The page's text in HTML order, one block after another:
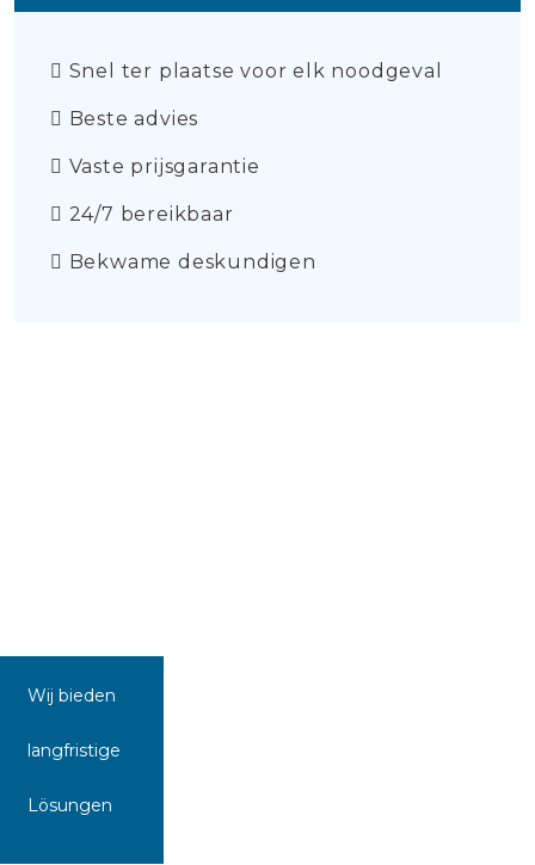
Snel ter plaatse voor elk noodgeval
Beste advies
Vaste prijsgarantie
24/7 bereikbaar
Bekwame deskundigen
Wij bieden
langfristige
Lösungen